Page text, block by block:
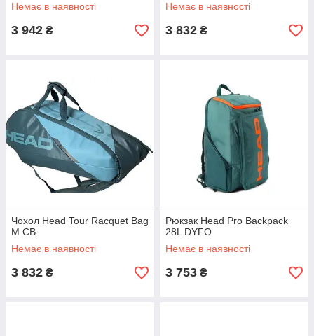
Немає в наявності
3 942 ₴
Немає в наявності
3 832 ₴
Чохол Head Tour Racquet Bag
M CB
Немає в наявності
3 832 ₴
Рюкзак Head Pro Backpack
28L DYFO
Немає в наявності
3 753 ₴